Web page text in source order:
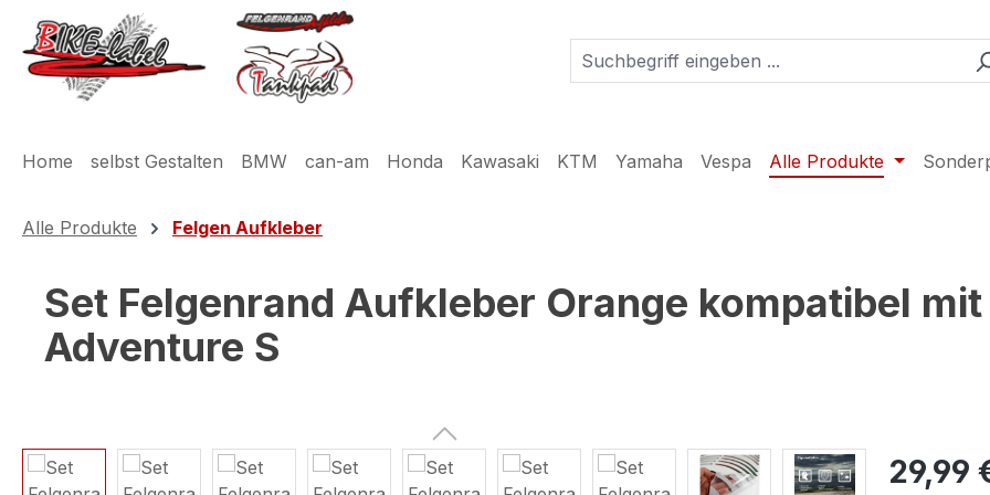
Hauptinhalt springen
Zur Suche springen
Zur Hauptnavigation springen
Home selbst Gestalten BMW can-am Honda Kawasaki KTM Yamaha Vespa Alle Produkte
Alle Produkte Felgen Aufkleber
Set Felgenrand Aufkleber Orange kompatibel
Adventure S
Bildergalerie überspringen 29,99